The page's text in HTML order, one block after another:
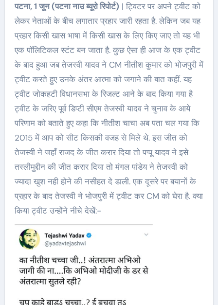
पटना, 1 जून (पटना नाउ ब्यूरो रिपोर्ट) | ट्विटर पर अपने ट्वीट को
लेकर नेताओं के बीच लगातार प्रहार जारी रहता है. लेकिन जब यह
प्रहार किसी खास भाषा में किसी खास के लिए किए जाए तो यह भी
एक पॉलिटिकल स्टंट बन जाता है. कुछ ऐसा ही आज के एक ट्वीट
के बाद हुआ जब तेजस्वी यादव ने CM नीतीश कुमार को भोजपुरी में
ट्वीट करते हुए उनके अंतर आत्मा को जगाने की बात कहीं. यह
ट्वीट जोकहटी विधानसभा के रिजल्ट आने के बाद किया गया है
ट्वीट के जरिए पूर्व डिप्टी सीएम तेजस्वी यादव ने चुनाव के आये
परिणाम को बताते हुए कहा कि नीतीश चाचा अब पता चल गया कि
2015 में आप को सीट किसकी वजह से मिले थे. इस जीत को
तेजस्वी ने जहाँ राजद के जीत करार दिया तो पप्पू यादव ने इसे
तस्लीमुद्दीन की जीत करार दिया तो मंगल पांडेय ने तेजस्वी को
ज्यादा खुश नही होने की नसीहत दे डाली. एक दूसरे पर बयानों के
प्रहार के बाद तेजस्वी ने भोजपुरी में ट्वीट कर CM को घेरा है. क्या
किया ट्वीट उन्होंने नीचे देखें:-